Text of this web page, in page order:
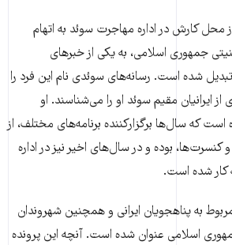
محل کارش در اداره مهاجرت سوئد به اتهام
جمهوری اسلامی، به یکی از خبرهای
شده است. رسانه‌های سوئدی نام این فرد را
از ایرانیان مقیم سوئد او را می‌شناسند. او
که سال‌ها برگزارکننده برنامه‌های مختلف، از
بوده و در سال‌های اخیر نیز در اداره
شده است.
مربوط به پناهجویان ایرانی و همچنین شهروندان
اسلامی عنوان شده است. آنچه این پرونده